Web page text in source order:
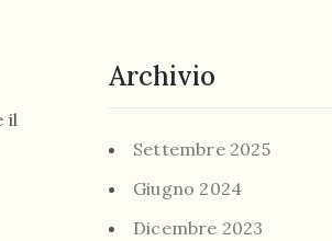
il
Archivio
Settembre 2025
Giugno 2024
Dicembre 2023